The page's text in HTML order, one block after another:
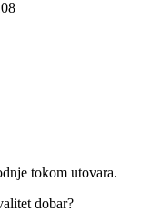
tokom utovara.
dobar?